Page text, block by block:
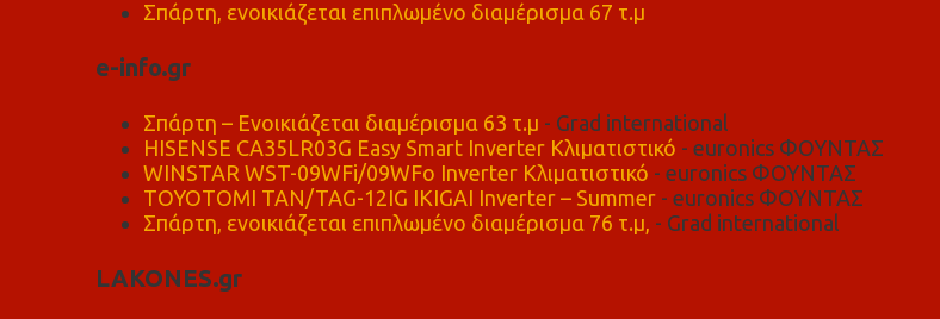
Σπάρτη, ενοικιάζεται επιπλωμένο διαμέρισμα 67 τ.μ
e-info.gr
Σπάρτη – Ενοικιάζεται διαμέρισμα 63 τ.μ - Grad international
HISENSE CA35LR03G Easy Smart Inverter Κλιματιστικό - euronics ΦΟΥΝΤΑΣ
WINSTAR WST-09WFi/09WFo Inverter Κλιματιστικό - euronics ΦΟΥΝΤΑΣ
TOYOTOMI TAN/TAG-12IG IKIGAI Inverter – Summer- euronics ΦΟΥΝΤΑΣ
Σπάρτη, ενοικιάζεται επιπλωμένο διαμέρισμα 76 τ.μ, - Grad international
LAKONES.gr